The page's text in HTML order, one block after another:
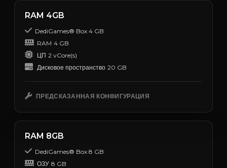
RAM 4GB
DediGames® Box 4 GB
RAM 4 GB
ЦП 2 vCore(s)
Дисковое пространство 20 GB
ПРЕДСКАЗАННАЯ КОНФИГУРАЦИЯ
RAM 8GB
DediGames® Box 8 GB
ОЗУ 8 GB